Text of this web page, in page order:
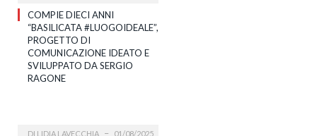
COMPIE DIECI ANNI
“BASILICATA #LUOGOIDEALE”,
PROGETTO DI
COMUNICAZIONE IDEATO E
SVILUPPATO DA SERGIO
RAGONE
DI LIDIA LAVECCHIA
01/08/2025